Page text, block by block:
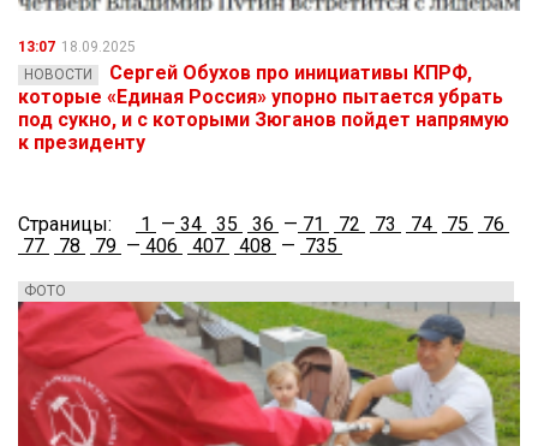
13:07 18.09.2025
НОВОСТИ
Сергей Обухов про инициативы КПРФ,
которые «Единая Россия» упорно пытается убрать
под сукно, и с которыми Зюганов пойдет напрямую
к президенту
Страницы: 1 — 34 35 36 — 71 72 73 74 75
76
77
78 79 — 406 407 408 — 735
ФОТО